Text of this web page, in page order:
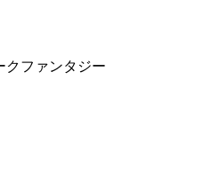
クファンタジー